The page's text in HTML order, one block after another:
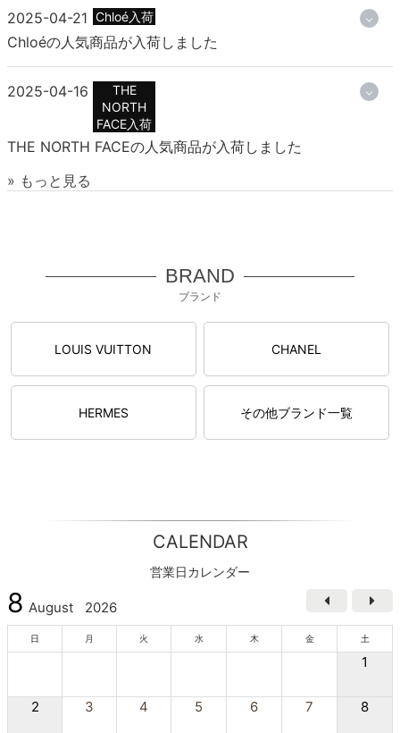
2025-04-21 Chloé入荷
Chloéの人気商品が入荷しました
2025-04-16
THE
NORTH
FACE入荷
THE NORTH FACEの人気商品が入荷しました
» もっと見る
BRAND
ブランド
LOUIS VUITTON CHANEL
HERMES その他ブランド一覧
CALENDAR
営業日カレンダー
8 August 2026
日 月 火 水 木 金 土
1
2 3 4 5 6 7 8